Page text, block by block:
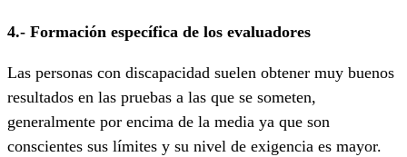
4.- Formación específica de los evaluadores
Las personas con discapacidad suelen obtener muy buenos
resultados en las pruebas a las que se someten,
generalmente por encima de la media ya que son
conscientes sus límites y su nivel de exigencia es mayor.